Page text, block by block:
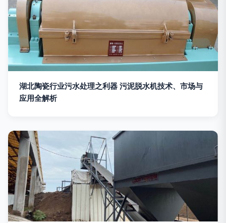
湖北陶瓷行业污水处理之利器 污泥脱水机技术、市场与
应用全解析